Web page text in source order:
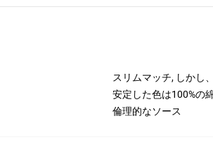
スリムマッチ, しかし
安定した色は100%の
倫理的なソース